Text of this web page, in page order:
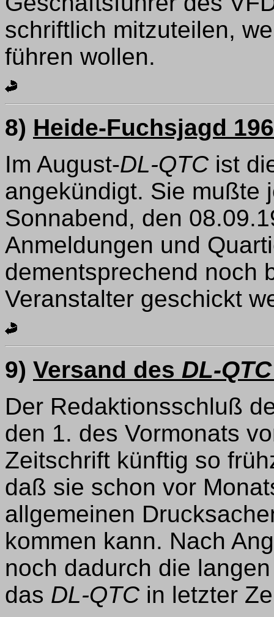
schriftlich mitzuteilen,
führen wollen.
8) Heide-Fuchsjagd
Im August-DL-QTCist
angekündigt. Sie mußte
Sonnabend, den
Anmeldungen und
dementsprechend noch
Veranstalter geschickt
9) Versand des DL-QTC
Der Redaktionsschluß
den 1. des Vormonats
Zeitschrift künftig so
daß sie schon vor
allgemeinen
kommen kann. Nach
noch dadurch die
das DL-QTCin letzter